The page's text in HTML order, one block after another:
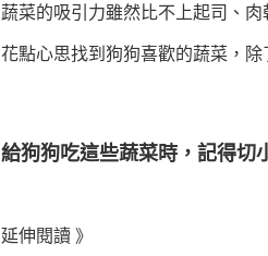
蔬菜的吸引力雖然比不上起司、
花點心思找到狗狗喜歡的蔬菜，
給狗狗吃這些蔬菜時，記得切
延伸閱讀 》